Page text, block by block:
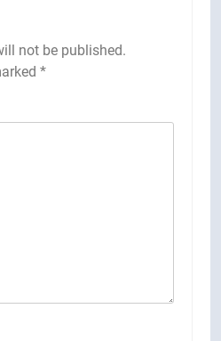
not be published.
*